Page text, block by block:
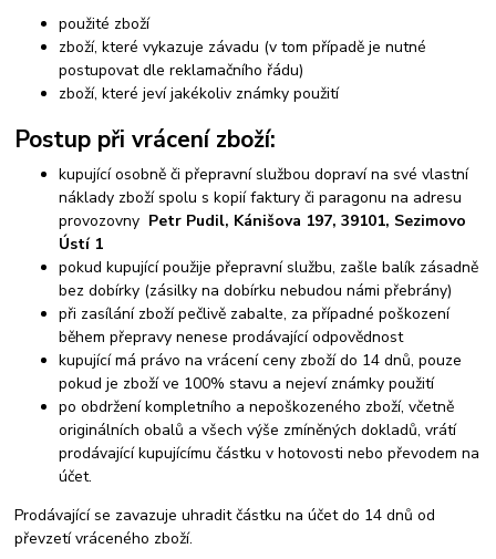
použité zboží
zboží, které vykazuje závadu (v tom případě je nutné
postupovat dle reklamačního řádu)
zboží, které jeví jakékoliv známky použití
Postup při vrácení zboží:
kupující osobně či přepravní službou dopraví na své vlastní
náklady zboží spolu s kopií faktury či paragonu na adresu
provozovny Petr Pudil, Kánišova 197,39101, Sezimovo
Ústí 1
pokud kupující použije přepravní službu, zašle balík zásadně
bez dobírky (zásilky na dobírku nebudou námi přebrány)
při zasílání zboží pečlivě zabalte, za případné poškození
během přepravy nenese prodávající odpovědnost
kupující má právo na vrácení ceny zboží do 14 dnů, pouze
pokud je zboží ve 100% stavu a nejeví známky použití
po obdržení kompletního a nepoškozeného zboží, včetně
originálních obalů a všech výše zmíněných dokladů, vrátí
prodávající kupujícímu částku v hotovosti nebo převodem na
účet.
Prodávající se zavazuje uhradit částku na účet do 14 dnů od
převzetí vráceného zboží.